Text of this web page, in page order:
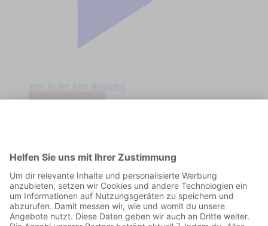
Jetzt in der App abspielen